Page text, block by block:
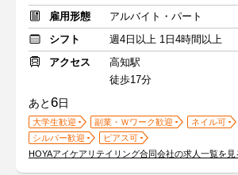
雇用形態
アルバイト・パート
シフト
週4日以上 1日4時間以上
アクセス
高知駅
徒歩17分
あと6日
大学生歓迎 副業・Ｗワーク歓迎
ネイル可
シルバー歓迎
ピアス可
HOYAアイケアリテイリング合同会社の求人一覧を見